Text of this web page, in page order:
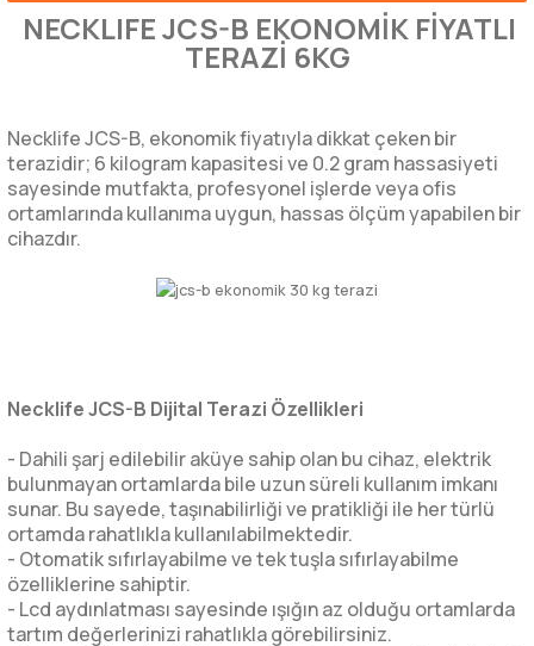
NECKLIFE JCS-B EKONOMİK FİYATLI
TERAZİ 6KG
Necklife JCS-B, ekonomik fiyatıyla dikkat çeken bir
terazidir; 6 kilogram kapasitesi ve 0.2 gram hassasiyeti
sayesinde mutfakta, profesyonel işlerde veya ofis
ortamlarında kullanıma uygun, hassas ölçüm yapabilen bir
cihazdır.
Necklife JCS-B Dijital Terazi Özellikleri
- Dahili şarj edilebilir aküye sahip olan bu cihaz, elektrik
bulunmayan ortamlarda bile uzun süreli kullanım imkanı
sunar. Bu sayede, taşınabilirliği ve pratikliği ile her türlü
ortamda rahatlıkla kullanılabilmektedir.
- Otomatik sıfırlayabilme ve tek tuşla sıfırlayabilme
özelliklerine sahiptir.
- Lcd aydınlatması sayesinde ışığın az olduğu ortamlarda
tartım değerlerinizi rahatlıkla görebilirsiniz.